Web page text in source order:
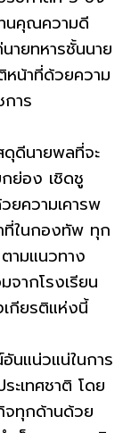
นคุณความดี
ายทหารชั้นนาย
หน้าที่ด้วยความ
การ
ดีนายพลที่จะ
ย่อง เชิดชู
ยความเคารพ
ที่ในกองทัพ ทุก
ามแนวทาง
ากโรงเรียน
กียรติแห่งนี้
นแน่วแน่ในการ
ะเทศชาติ โดย
จทุกด้านด้วย